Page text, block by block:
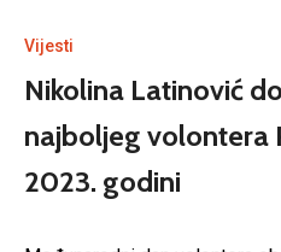
Vijesti
Nikolina Latinović
najboljeg volontera
2023. godini